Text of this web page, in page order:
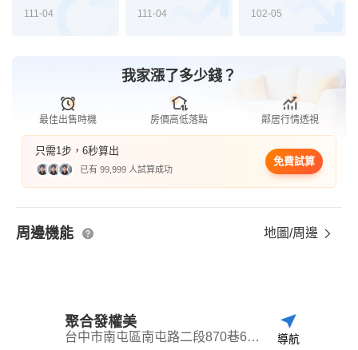
111-04
111-04
102-05
我家漲了多少錢？
最佳出售時機 房價高低落點 鄰居行情透視
只需1步，6秒算出
已有 99,999 人試算成功
免費試算
周邊機能 地圖/周邊
聚合發權美
台中市南屯區南屯路二段870巷65號 導航